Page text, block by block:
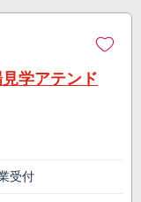
学アテンド
受付